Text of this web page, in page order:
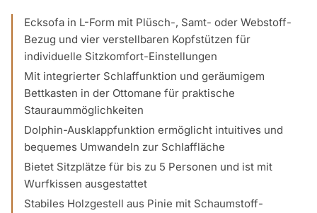
Ecksofa in L-Form mit Plüsch-, Samt- oder Webstoff-
Bezug und vier verstellbaren Kopfstützen für
individuelle Sitzkomfort-Einstellungen
Mit integrierter Schlaffunktion und geräumigem
Bettkasten in der Ottomane für praktische
Stauraummöglichkeiten
Dolphin-Ausklappfunktion ermöglicht intuitives und
bequemes Umwandeln zur Schlaffläche
Bietet Sitzplätze für bis zu 5 Personen und ist mit
Wurfkissen ausgestattet
Stabiles Holzgestell aus Pinie mit Schaumstoff-